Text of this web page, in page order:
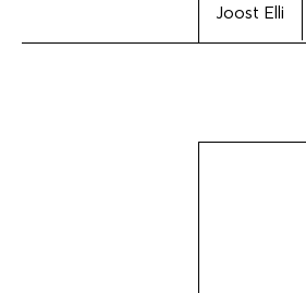
Joost Elli